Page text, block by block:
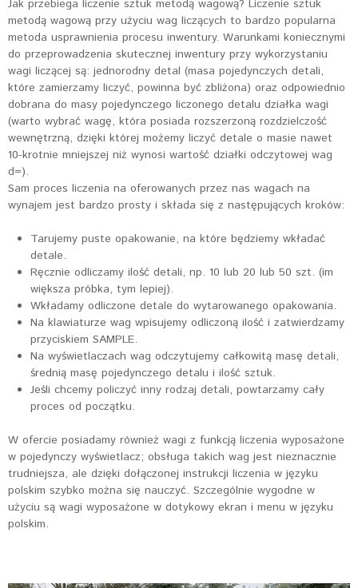
Jak przebiega liczenie sztuk metodą wagową? Liczenie sztuk
metodą wagową przy użyciu wag liczących to bardzo popularna
metoda usprawnienia procesu inwentury. Warunkami koniecznymi
do przeprowadzenia skutecznej inwentury przy wykorzystaniu
wagi liczącej są: jednorodny detal (masa pojedynczych detali,
które zamierzamy liczyć, powinna być zbliżona) oraz odpowiednio
dobrana do masy pojedynczego liczonego detalu działka wagi
(warto wybrać wagę, która posiada rozszerzoną rozdzielczość
wewnętrzną, dzięki której możemy liczyć detale o masie nawet
10-krotnie mniejszej niż wynosi wartość działki odczytowej wag
d=).
Sam proces liczenia na oferowanych przez nas wagach na
wynajem jest bardzo prosty i składa się z następujących kroków:
Tarujemy puste opakowanie, na które będziemy wkładać
detale.
Ręcznie odliczamy ilość detali, np. 10 lub 20 lub 50 szt. (im
większa próbka, tym lepiej).
Wkładamy odliczone detale do wytarowanego opakowania.
Na klawiaturze wag wpisujemy odliczoną ilość i zatwierdzamy
przyciskiem SAMPLE.
Na wyświetlaczach wag odczytujemy całkowitą masę detali,
średnią masę pojedynczego detalu i ilość sztuk.
Jeśli chcemy policzyć inny rodzaj detali, powtarzamy cały
proces od początku.
W ofercie posiadamy również wagi z funkcją liczenia wyposażone
w pojedynczy wyświetlacz; obsługa takich wag jest nieznacznie
trudniejsza, ale dzięki dołączonej instrukcji liczenia w języku
polskim szybko można się nauczyć. Szczególnie wygodne w
użyciu są wagi wyposażone w dotykowy ekran i menu w języku
polskim.